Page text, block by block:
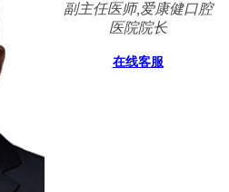
副主任医师,爱康健口腔
医院院长
在线客服